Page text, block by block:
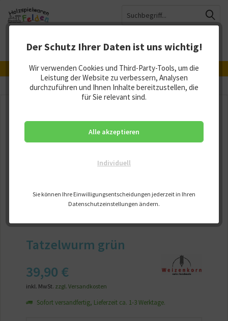
Hergestellt in Deutschland, Österreich und der Schweiz
Warenkorb
Merkzettel Mein Konto
MenüDer Schutz Ihrer Daten ist uns wichtig!
Wir verwenden Cookies und Third-Party-Tools, um die
Leistung der Website zu verbessern, Analysen
durchzuführen und Ihnen Inhalte bereitzustellen, die
für Sie relevant sind.
Individuell
Alle akzeptieren
Sie können Ihre Einwilligungsentscheidungen jederzeit in Ihren
Datenschutzeinstellungen ändern.
Übersicht Stosstiere / Nachziehtiere
Tatzelwurm grün
39,90 €
inkl. MwSt. zzgl. Versandkosten
Sofort versandfertig, Lieferzeit ca. 1-3 Werktage.